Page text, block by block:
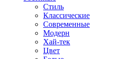
Стиль
Классические
Современные
Модерн
Хай-тек
Цвет